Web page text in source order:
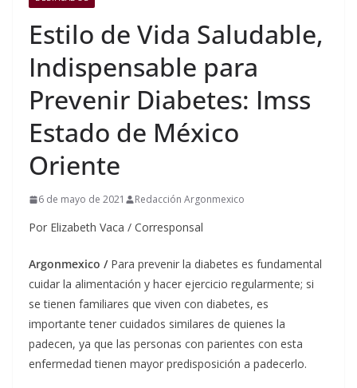
Estilo de Vida Saludable,
Indispensable para
Prevenir Diabetes: Imss
Estado de México
Oriente
6 de mayo de 2021 Redacción Argonmexico
Por Elizabeth Vaca / Corresponsal
Argonmexico /Para prevenir la diabetes es fundamental
cuidar la alimentación y hacer ejercicio regularmente; si
se tienen familiares que viven con diabetes, es
importante tener cuidados similares de quienes la
padecen, ya que las personas con parientes con esta
enfermedad tienen mayor predisposición a padecerlo.